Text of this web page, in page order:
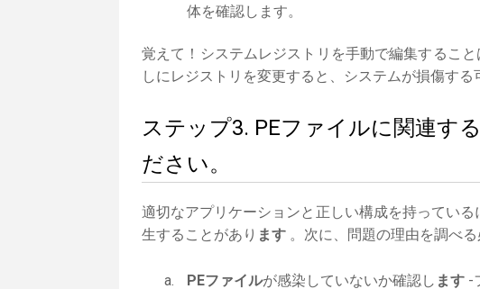
体を確認します。
覚えて！システムレジストリを手動で編集するこ
しにレジストリを変更すると、システムが損傷する
ステップ3. PEファイルに関連す
ださい。
適切なアプリケーションと正しい構成を持っている
生することがあり ます 。次に、問題の理由を調べる
PEファイルが感染していないか確認し ます -